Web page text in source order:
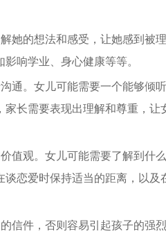
她的想法和感受，让她感到被
响学业、身心健康等等。
通。女儿可能需要一个能够倾
长需要表现出理解和尊重，让
值观。女儿可能需要了解到什
恋爱时保持适当的距离，以及
信件，否则容易引起孩子的强